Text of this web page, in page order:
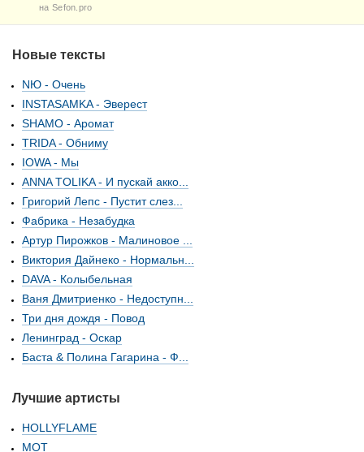
на Sefon.pro
Новые тексты
NЮ - Очень
INSTASAMKA - Эверест
SHAMO - Аромат
TRIDA - Обниму
IOWA - Мы
ANNA TOLIKA - И пускай акко...
Григорий Лепс - Пустит слез...
Фабрика - Незабудка
Артур Пирожков - Малиновое ...
Виктория Дайнеко - Нормальн...
DAVA - Колыбельная
Ваня Дмитриенко - Недоступн...
Три дня дождя - Повод
Ленинград - Оскар
Баста & Полина Гагарина - Ф...
Лучшие артисты
HOLLYFLAME
МОТ